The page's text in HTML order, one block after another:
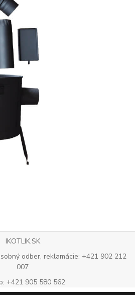
IKOTLIK.SK
odber, reklamácie: +421 902 212
007
+421 905 580 562